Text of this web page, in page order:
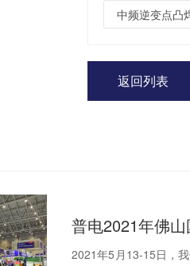
中频逆变点凸
返回列表
2021年5月13-15日，